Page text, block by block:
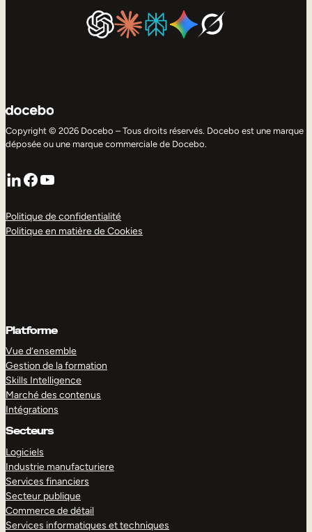
Copyright © 2026 Docebo – Tous droits réservés. Docebo est une marque
déposée ou une marque commerciale de Docebo.
LinkedIn
Facebook
YouTube
Politique de confidentialité
Politique en matière de Cookies
Platforme
Vue d’ensemble
Gestion de la formation
Skills Intelligence
Marché des contenus
Intégrations
Secteurs
Logiciels
Industrie manufacturiere
Services financiers
Secteur publique
Commerce de détail
Services informatiques et techniques